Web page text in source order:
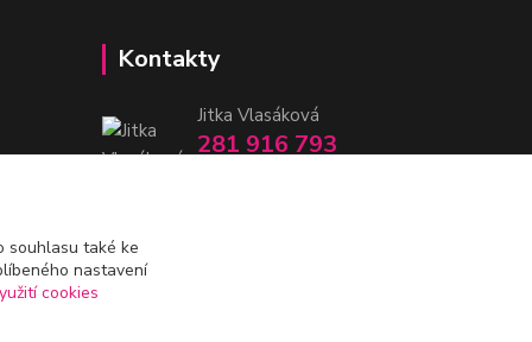
Kontakty
Jitka Vlasáková
281 916 793
souhlasu také ke
nastavení
cookies